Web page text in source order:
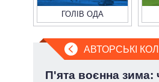
ГОЛІВ ОДА
АВТОРСЬКІ
П'ята воєнна зима: